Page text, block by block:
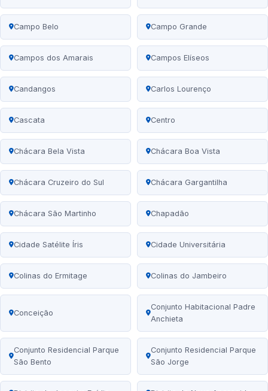
Campo Belo Campo Grande
Campos dos Amarais Campos Elíseos
Candangos Carlos Lourenço
Cascata Centro
Chácara Bela Vista Chácara Boa Vista
Chácara Cruzeiro do Sul Chácara Gargantilha
Chácara São Martinho Chapadão
Cidade Satélite Íris Cidade Universitária
Colinas do Ermitage Colinas do Jambeiro
Conceição
Conjunto Habitacional Padre
Anchieta
Conjunto Residencial Parque
São Bento
Conjunto Residencial Parque
São Jorge